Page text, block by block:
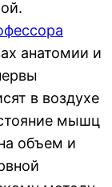
анатомии и
в воздухе
мышц
объем и